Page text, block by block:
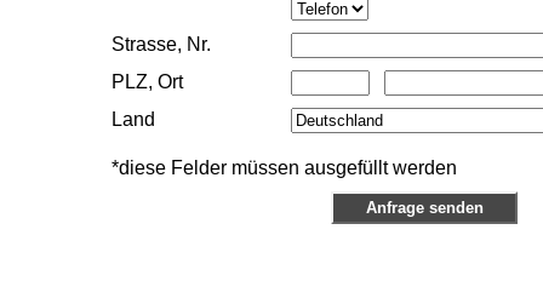
Strasse, Nr.
PLZ, Ort
Land
*diese Felder müssen ausgefüllt werden
Anfrage senden